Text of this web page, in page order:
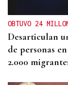
OBTUVO 24
Desarticulan
de personas
2.000